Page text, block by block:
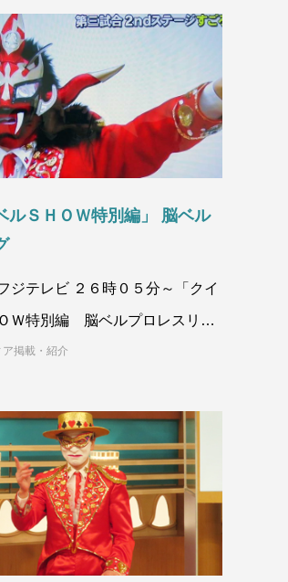
ルＳＨＯＷ特別編」 脳ベル
ジテレビ ２６時０５分～「クイ
Ｗ特別編 脳ベルプロレスリン
。豪華レジェンドレスラ
ア掲載・紹介